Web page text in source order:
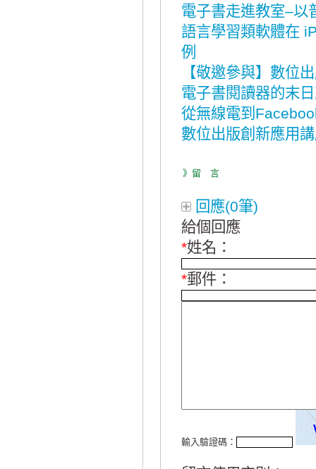
電子書走進教室–以
語言學習類軟體在
例
【敬邀參與】數位
電子書閱讀器的末
從無線電到
數位出版創新應用
》留 言
回應(0筆)
給個回應
*姓名：
*郵件：
輸入驗證碼：